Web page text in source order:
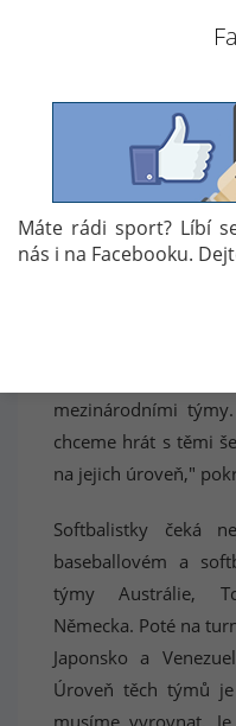
Pokud bychom se
2027, šance jsou a
roce 2032 je v
šance, že tam
je velmi světlá,"
reprezentace Vojtěch
mezinárodními
chceme hrát s těmi
na jejich úroveň,"
Softbalistky čeká
baseballovém a
týmy Austrálie,
Německa. Poté na
Japonsko a
Úroveň těch týmů
musíme vyrovnat.
Máte rádi sport? Líbí
nás i na Facebooku.